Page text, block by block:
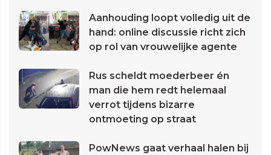
Aanhouding loopt volledig uit de
hand: online discussie richt zich
op rol van vrouwelijke agente
Rus scheldt moederbeer én
man die hem redt helemaal
verrot tijdens bizarre
ontmoeting op straat
PowNews gaat verhaal halen bij